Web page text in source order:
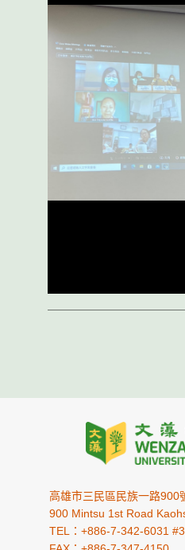
高雄市三民區民族一路900
900 Mintsu 1st Road
TEL：+886-7-342-6031